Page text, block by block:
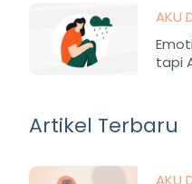
AKU
tapi
Artikel Terbaru
AKU